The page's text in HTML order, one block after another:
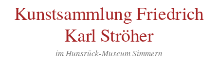
Kunstsammlung Friedrich
Karl Ströher
im Hunsrück-Museum Simmern